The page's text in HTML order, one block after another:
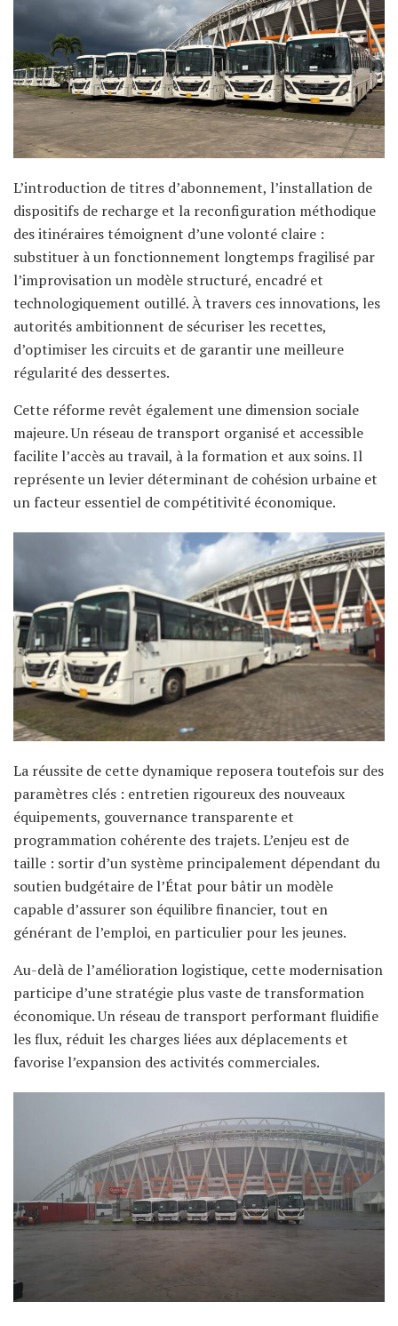
L’introduction de titres d’abonnement, l’installation de
dispositifs de recharge et la reconfiguration méthodique
des itinéraires témoignent d’une volonté claire :
substituer à un fonctionnement longtemps fragilisé par
l’improvisation un modèle structuré, encadré et
technologiquement outillé. À travers ces innovations, les
autorités ambitionnent de sécuriser les recettes,
d’optimiser les circuits et de garantir une meilleure
régularité des dessertes.
Cette réforme revêt également une dimension sociale
majeure. Un réseau de transport organisé et accessible
facilite l’accès au travail, à la formation et aux soins. Il
représente un levier déterminant de cohésion urbaine et
un facteur essentiel de compétitivité économique.
La réussite de cette dynamique reposera toutefois sur des
paramètres clés : entretien rigoureux des nouveaux
équipements, gouvernance transparente et
programmation cohérente des trajets. L’enjeu est de
taille : sortir d’un système principalement dépendant du
soutien budgétaire de l’État pour bâtir un modèle
capable d’assurer son équilibre financier, tout en
générant de l’emploi, en particulier pour les jeunes.
Au-delà de l’amélioration logistique, cette modernisation
participe d’une stratégie plus vaste de transformation
économique. Un réseau de transport performant fluidifie
les flux, réduit les charges liées aux déplacements et
favorise l’expansion des activités commerciales.